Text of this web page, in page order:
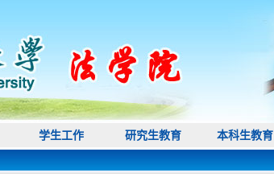
学生工作 研究生教育 本科生教育